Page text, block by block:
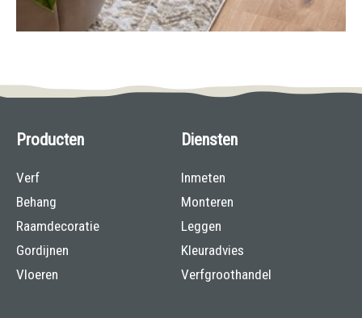
Producten
Verf
Behang
Raamdecoratie
Gordijnen
Vloeren
Diensten
Inmeten
Monteren
Leggen
Kleuradvies
Verfgroothandel